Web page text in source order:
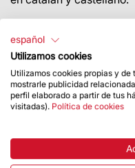
MISA DEL POLLITO
Un año más, el
Sagrada Familia
especialmente
celebren la
Niño Jesús en el
entre los fieles que
español
Utilizamos cookies
Utilizamos cookies propias y
mostrarle publicidad
perfil elaborado a partir de tus
visitadas). Política de cookies